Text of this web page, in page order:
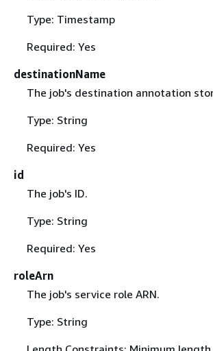
Type: Timestamp
Required: Yes
destinationName
The job's destination annotation
Type: String
Required: Yes
id
The job's ID.
Type: String
Required: Yes
roleArn
The job's service role ARN.
Type: String